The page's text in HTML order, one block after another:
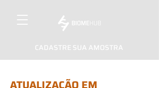
CADASTRE SUA AMOSTRA